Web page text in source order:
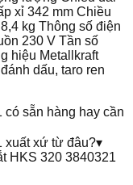
xỉ 342 mm Chiều
kg Thông số điện
230 V Tần số
hiệu Metallkraft
dấu, taro ren
có sẵn hàng hay cần
xuất xứ từ đâu?▾
HKS 320 3840321